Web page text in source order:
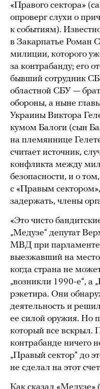
«Правого сектора»
опроверг слухи о
к событиям).
в Закарпатье Роман
милиции, которого
за контрабанду; его
бывший сотрудник
областной СБУ —
обороны, а ныне
Украины Виктора
кумом Балоги (сын
на племяннице
считает источник,
конфликта между
безопасности, и о
с «Правым
задержать, члены
«Это чисто
„Медузе“ депутат
МВД при
выезжавший на
когда страна не
„возникли 1990-е“, а
рэкетира. Они
деятельность и
ее силой оружия. Но
который все вскрыл.
контрабанде ничего
„Правый сектор“ до
не сделал на этот